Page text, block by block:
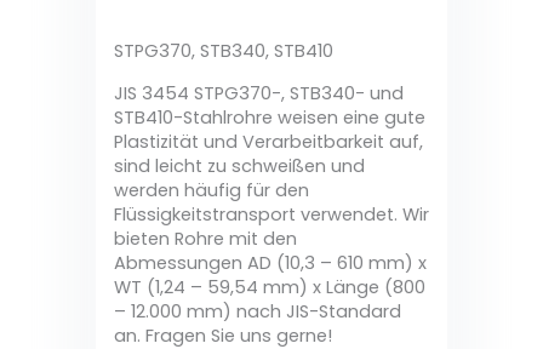
STPG370, STB340, STB410
JIS 3454 STPG370-, STB340- und
STB410-Stahlrohre weisen eine gute
Plastizität und Verarbeitbarkeit auf,
sind leicht zu schweißen und
werden häufig für den
Flüssigkeitstransport verwendet. Wir
bieten Rohre mit den
Abmessungen AD (10,3 – 610 mm) x
WT (1,24 – 59,54 mm) x Länge (800
– 12.000 mm) nach JIS-Standard
an. Fragen Sie uns gerne!